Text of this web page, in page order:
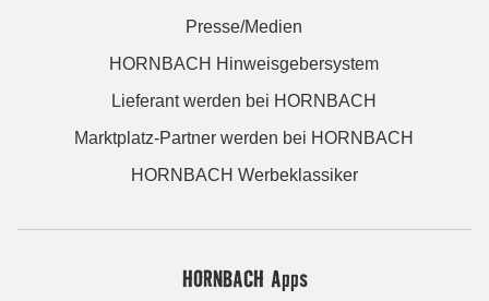
Presse/Medien
HORNBACH Hinweisgebersystem
Lieferant werden bei HORNBACH
Marktplatz-Partner werden bei HORNBACH
HORNBACH Werbeklassiker
HORNBACH Apps